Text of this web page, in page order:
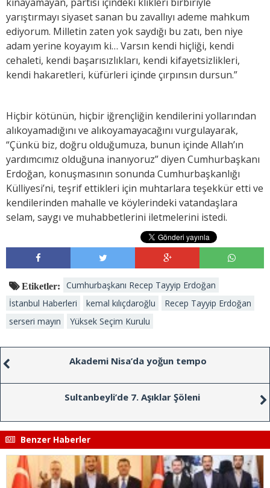
yarıştırmayı siyaset sanan bu zavallıyı ademe mahkum
ediyorum. Milletin zaten yok saydığı bu zatı, ben niye
adam yerine koyayım ki… Varsın kendi hiçliği, kendi
cehaleti, kendi başarısızlıkları, kendi kifayetsizlikleri,
kendi hakaretleri, küfürleri içinde çırpınsın dursun.”
Hiçbir kötünün, hiçbir iğrençliğin kendilerini yollarından
alıkoyamadığını ve alıkoyamayacağını vurgulayarak,
“Çünkü biz, doğru olduğumuza, bunun içinde Allah’ın
yardımcımız olduğuna inanıyoruz” diyen Cumhurbaşkanı
Erdoğan, konuşmasının sonunda Cumhurbaşkanlığı
Külliyesi’ni, teşrif ettikleri için muhtarlara teşekkür etti ve
kendilerinden mahalle ve köylerindeki vatandaşlara
selam, saygı ve muhabbetlerini iletmelerini istedi.
Etiketler:
Cumhurbaşkanı Recep Tayyip Erdoğan
İstanbul Haberleri
kemal kılıçdaroğlu
Recep Tayyip Erdoğan
serseri mayın
Yüksek Seçim Kurulu
Akademi Nisa’da yoğun tempo
Sultanbeyli’de 7. Aşıklar Şöleni
Benzer Haberler